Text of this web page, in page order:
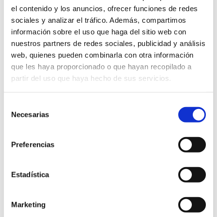
el contenido y los anuncios, ofrecer funciones de redes
sociales y analizar el tráfico. Además, compartimos
información sobre el uso que haga del sitio web con
nuestros partners de redes sociales, publicidad y análisis
web, quienes pueden combinarla con otra información
que les haya proporcionado o que hayan recopilado a
partir del uso que haya hecho de sus servicios.
Necesarias
Preferencias
Estadística
Marketing
Danse